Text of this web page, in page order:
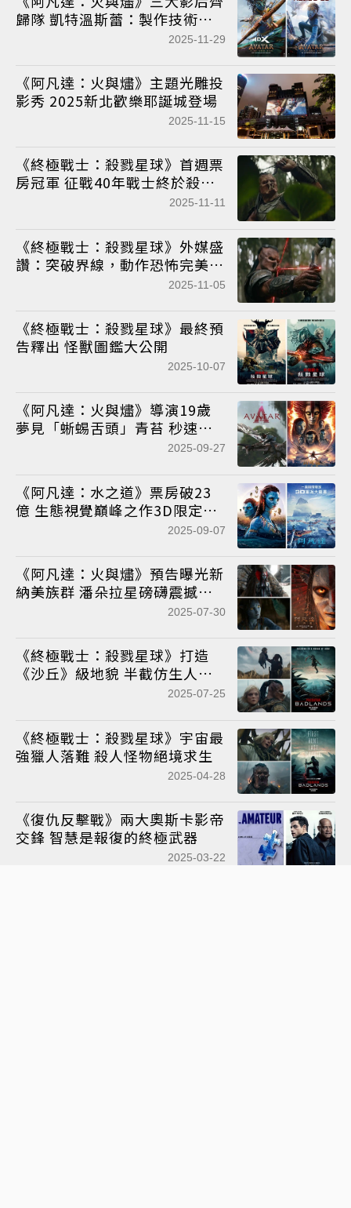
歸隊 凱特溫斯蕾：製作技術終
2025-11-29
《阿凡達：火與燼》主題光雕投
影秀 2025新北歡樂耶誕城登場
2025-11-15
《終極戰士：殺戮星球》首週票
房冠軍 征戰40年戰士終於殺出
2025-11-11
《終極戰士：殺戮星球》外媒盛
讚：突破界線，動作恐怖完美轉
2025-11-05
《終極戰士：殺戮星球》最終預
告釋出 怪獸圖鑑大公開
2025-10-07
《阿凡達：火與燼》導演19歲
夢見「蜥蜴舌頭」青苔 秒速畫
2025-09-27
《阿凡達：水之道》票房破23
億 生態視覺巔峰之作3D限定重
2025-09-07
《阿凡達：火與燼》預告曝光新
納美族群 潘朵拉星磅礴震撼引
2025-07-30
《終極戰士：殺戮星球》打造
《沙丘》級地貌 半截仿生人助
2025-07-25
《終極戰士：殺戮星球》宇宙最
強獵人落難 殺人怪物絕境求生
2025-04-28
《復仇反擊戰》兩大奧斯卡影帝
交鋒 智慧是報復的終極武器
2025-03-22